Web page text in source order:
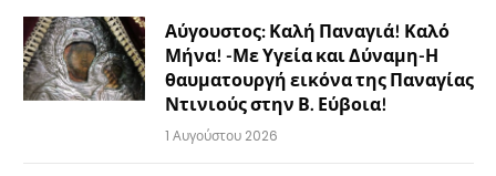
Αύγουστος: Καλή Παναγιά! Καλό
Μήνα! -Με Υγεία και Δύναμη-Η
θαυματουργή εικόνα της Παναγίας
Ντινιούς στην Β. Εύβοια!
1 Αυγούστου 2026